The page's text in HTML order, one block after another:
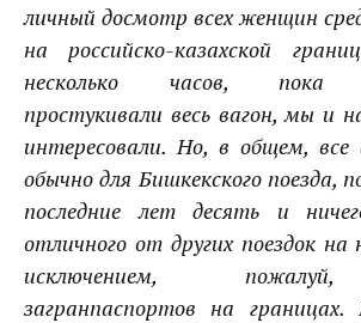
личный досмотр всех женщин
на российско-казахской
несколько часов, пока
простукивали весь вагон, мы и
интересовали. Но, в общем, все
обычно для Бишкекского поезда,
последние лет десять и
отличного от других поездок на
исключением,
загранпаспортов на границах.